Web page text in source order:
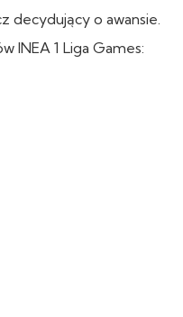
o awansie.
INEA 1 Liga Games: